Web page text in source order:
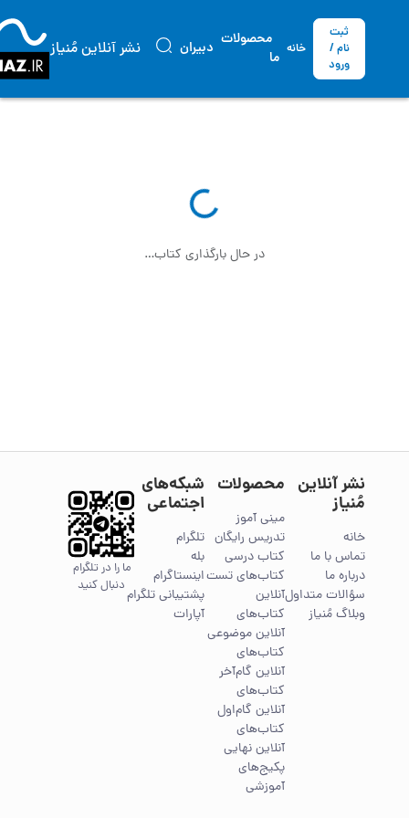
ثبت
نام /
ورود
خانه
محصولات
ما
دبیران نشر آنلاین مُنیاز
در حال بارگذاری کتاب…
نشر آنلاین
مُنیاز
خانه
تماس با ما
درباره ما
سؤالات متداول
وبلاگ مُنیاز
محصولات
مینی آموز
تدریس رایگان
کتاب درسی
کتاب‌های تست
آنلاین
کتاب‌های
آنلاین موضوعی
کتاب‌های
آنلاین گام‌آخر
کتاب‌های
آنلاین گام‌اول
کتاب‌های
آنلاین نهایی
پکیج‌های
آموزشی
شبکه‌های
اجتماعی
تلگرام
بله
اینستاگرام
پشتیبانی تلگرام
آپارات
ما را در تلگرام
دنبال کنید